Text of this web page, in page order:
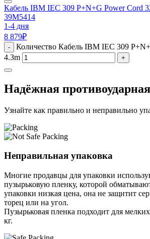
Кабель IBM IEC 309 P+N+G Power Cord
39M5414
1-4 дня
8 879₽
-
Количество Кабель IBM IEC 309
4.3m
+
Надёжная
Узнайте как правильно и неправильно
Неправильная упаковка
Многие продавцы для упаковки
пузырьковую пленку, которой
упаковки низкая цена, она не защитит
торец или на угол.
Пузырьковая пленка подходит для
кг.